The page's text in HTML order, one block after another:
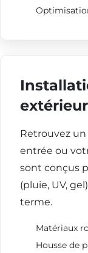
extérieur
Retrouvez un
entrée ou
sont conçus
(pluie, UV,
terme.
Matériaux
Housse de